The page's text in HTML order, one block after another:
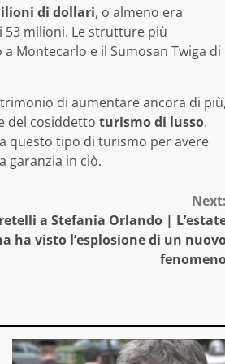
di dollari, o almeno era
53 milioni. Le strutture più
Montecarlo e il Sumosan Twiga di
di aumentare ancora di più,
del cosiddetto turismo di lusso.
questo tipo di turismo per avere
garanzia in ciò.
Next:
a Stefania Orlando |
ha visto l’esplosione di un